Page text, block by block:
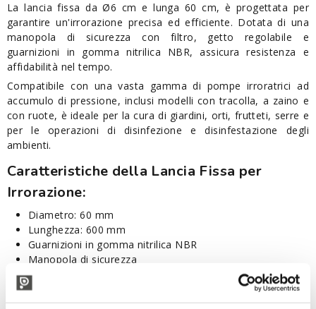
La lancia fissa da Ø6 cm e lunga 60 cm, è progettata per
garantire un'irrorazione precisa ed efficiente. Dotata di una
manopola di sicurezza con filtro, getto regolabile e
guarnizioni in gomma nitrilica NBR, assicura resistenza e
affidabilità nel tempo.
Compatibile con una vasta gamma di pompe irroratrici ad
accumulo di pressione, inclusi modelli con tracolla, a zaino e
con ruote, è ideale per la cura di giardini, orti, frutteti, serre e
per le operazioni di disinfezione e disinfestazione degli
ambienti.
Caratteristiche della Lancia Fissa per
Irrorazione:
Diametro: 60 mm
Lunghezza: 600 mm
Guarnizioni in gomma nitrilica NBR
Manopola di sicurezza
Manopola con filtro
Getto regolabile